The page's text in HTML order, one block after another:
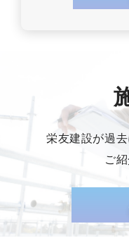
栄友建設が過
ご